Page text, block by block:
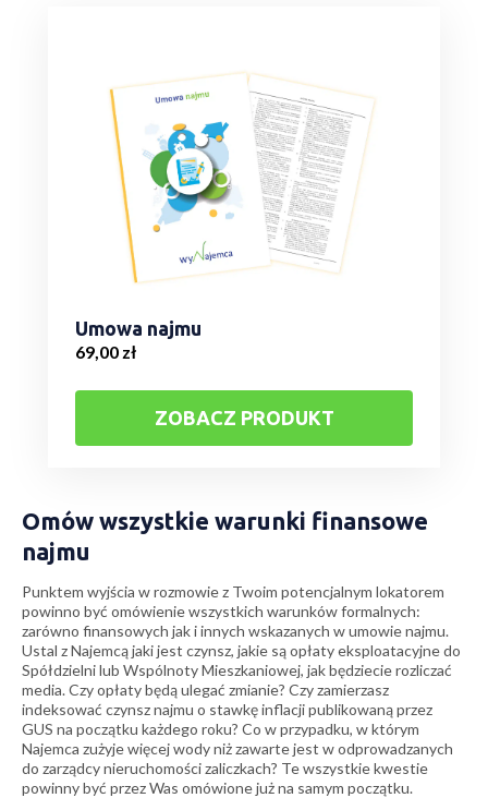
Umowa najmu
69,00 zł
ZOBACZ PRODUKT
Omów wszystkie warunki finansowe
najmu
Punktem wyjścia w rozmowie z Twoim potencjalnym lokatorem
powinno być omówienie wszystkich warunków formalnych:
zarówno finansowych jak i innych wskazanych w umowie najmu.
Ustal z Najemcą jaki jest czynsz, jakie są opłaty eksploatacyjne do
Spółdzielni lub Wspólnoty Mieszkaniowej, jak będziecie rozliczać
media. Czy opłaty będą ulegać zmianie? Czy zamierzasz
indeksować czynsz najmu o stawkę inflacji publikowaną przez
GUS na początku każdego roku? Co w przypadku, w którym
Najemca zużyje więcej wody niż zawarte jest w odprowadzanych
do zarządcy nieruchomości zaliczkach? Te wszystkie kwestie
powinny być przez Was omówione już na samym początku.